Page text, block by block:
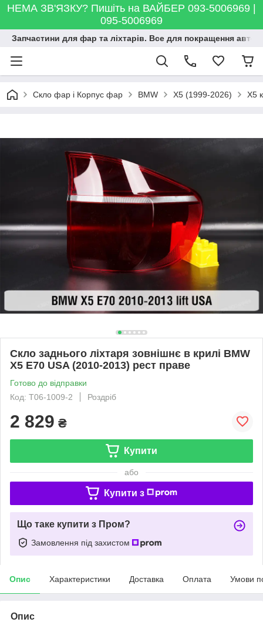
НЕМА ЗВ'ЯЗКУ? Пишіть на ВАЙБЕР 093-5006969 |
095-5006969
Запчастини для фар та ліхтарів. Все для покращення
Скло фар і Корпус фар BMW X5 (1999-2026) X5
Скло заднього ліхтаря зовнішнє в крилі BMW
X5 E70 USA (2010-2013) рест праве
Готово до відправки
Код: T06-1009-2
Роздріб
2 829 ₴
Купити
або
Купити з
Що таке купити з Пром?
Замовлення під захистом
Опис Характеристики Доставка Оплата Умови
Опис